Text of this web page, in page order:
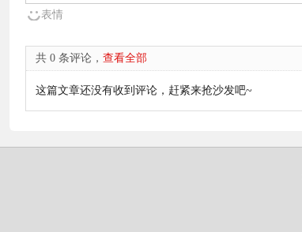
表情
共 0 条评论， 查看全部
这篇文章还没有收到评论，赶紧来抢沙发吧~